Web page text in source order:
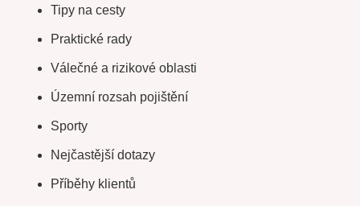
Tipy na cesty
Praktické rady
Válečné a rizikové oblasti
Územní rozsah pojištění
Sporty
Nejčastější dotazy
Příběhy klientů